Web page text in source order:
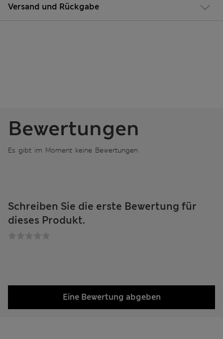
Versand und Rückgabe
Bewertungen
Es gibt im Moment keine Bewertungen
Schreiben Sie die erste Bewertung für
dieses Produkt.
Eine Bewertung abgeben